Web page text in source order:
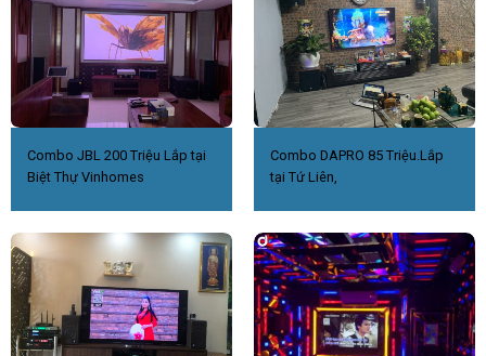
Combo JBL 200 Triệu Lắp tại
Biệt Thự Vinhomes
Combo DAPRO 85 Triệu.Lắp
tại Tứ Liên,